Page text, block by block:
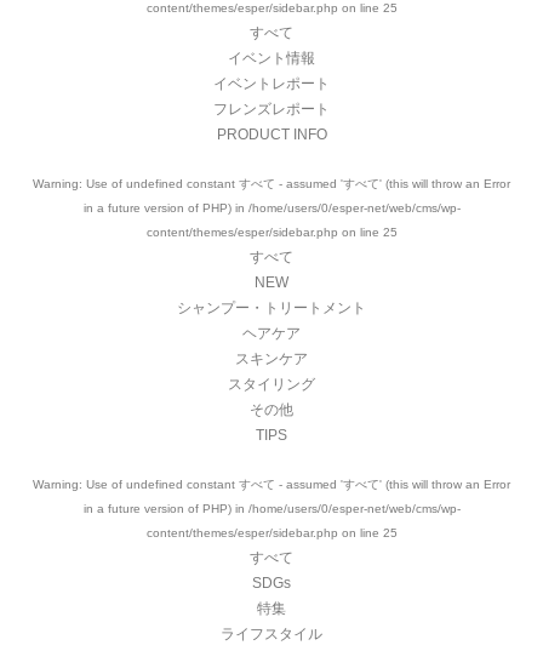
content/themes/esper/sidebar.php on line 25
すべて
イベント情報
イベントレポート
フレンズレポート
PRODUCT INFO
Warning: Use of undefined constant すべて - assumed 'すべて' (this will throw an Error
in a future version of PHP) in /home/users/0/esper-net/web/cms/wp-
content/themes/esper/sidebar.php on line 25
すべて
NEW
シャンプー・トリートメント
ヘアケア
スキンケア
スタイリング
その他
TIPS
Warning: Use of undefined constant すべて - assumed 'すべて' (this will throw an Error
in a future version of PHP) in /home/users/0/esper-net/web/cms/wp-
content/themes/esper/sidebar.php on line 25
すべて
SDGs
特集
ライフスタイル